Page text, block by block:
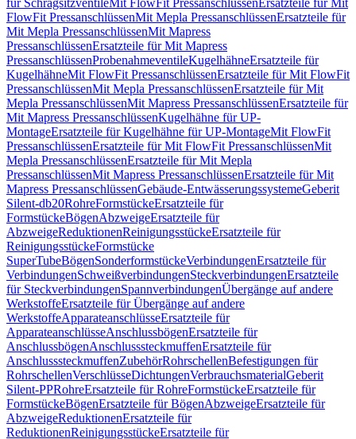
für SchrägsitzventileMit FlowFit PressanschlüssenErsatzteile für Mit
FlowFit PressanschlüssenMit Mepla PressanschlüssenErsatzteile für
Mit Mepla PressanschlüssenMit Mapress
PressanschlüssenErsatzteile für Mit Mapress
PressanschlüssenProbenahmeventileKugelhähneErsatzteile für
KugelhähneMit FlowFit PressanschlüssenErsatzteile für Mit FlowFit
PressanschlüssenMit Mepla PressanschlüssenErsatzteile für Mit
Mepla PressanschlüssenMit Mapress PressanschlüssenErsatzteile für
Mit Mapress PressanschlüssenKugelhähne für UP-
MontageErsatzteile für Kugelhähne für UP-MontageMit FlowFit
PressanschlüssenErsatzteile für Mit FlowFit PressanschlüssenMit
Mepla PressanschlüssenErsatzteile für Mit Mepla
PressanschlüssenMit Mapress PressanschlüssenErsatzteile für Mit
Mapress PressanschlüssenGebäude-EntwässerungssystemeGeberit
Silent-db20RohreFormstückeErsatzteile für
FormstückeBögenAbzweigeErsatzteile für
AbzweigeReduktionenReinigungsstückeErsatzteile für
ReinigungsstückeFormstücke
SuperTubeBögenSonderformstückeVerbindungenErsatzteile für
VerbindungenSchweißverbindungenSteckverbindungenErsatzteile
für SteckverbindungenSpannverbindungenÜbergänge auf andere
WerkstoffeErsatzteile für Übergänge auf andere
WerkstoffeApparateanschlüsseErsatzteile für
ApparateanschlüsseAnschlussbögenErsatzteile für
AnschlussbögenAnschlusssteckmuffenErsatzteile für
AnschlusssteckmuffenZubehörRohrschellenBefestigungen für
RohrschellenVerschlüsseDichtungenVerbrauchsmaterialGeberit
Silent-PPRohreErsatzteile für RohreFormstückeErsatzteile für
FormstückeBögenErsatzteile für BögenAbzweigeErsatzteile für
AbzweigeReduktionenErsatzteile für
ReduktionenReinigungsstückeErsatzteile für